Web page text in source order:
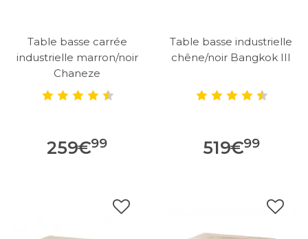
Table basse carrée
industrielle marron/noir
Chaneze
259€99
Table basse industrielle
chêne/noir Bangkok III
519€99